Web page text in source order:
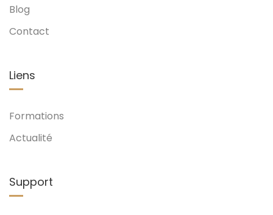
Blog
Contact
Liens
Formations
Actualité
Support